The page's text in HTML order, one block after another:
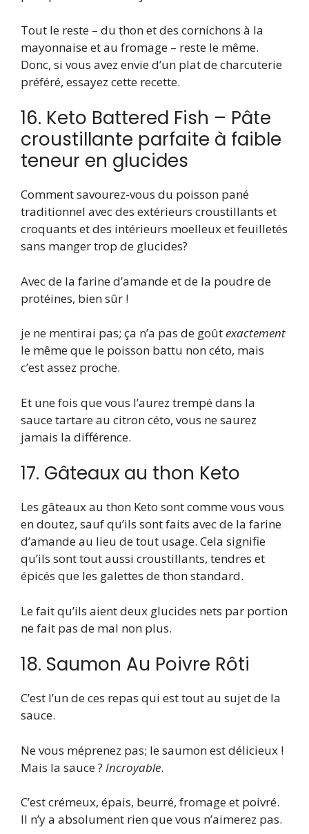
Tout le reste – du thon et des cornichons à la
mayonnaise et au fromage – reste le même.
Donc, si vous avez envie d’un plat de charcuterie
préféré, essayez cette recette.
16. Keto Battered Fish – Pâte
croustillante parfaite à faible
teneur en glucides
Comment savourez-vous du poisson pané
traditionnel avec des extérieurs croustillants et
croquants et des intérieurs moelleux et feuilletés
sans manger trop de glucides?
Avec de la farine d’amande et de la poudre de
protéines, bien sûr !
je ne mentirai pas; ça n’a pas de goûtexactement
le même que le poisson battu non céto, mais
c’est assez proche.
Et une fois que vous l’aurez trempé dans la
sauce tartare au citron céto, vous ne saurez
jamais la différence.
17. Gâteaux au thon Keto
Les gâteaux au thon Keto sont comme vous vous
en doutez, sauf qu’ils sont faits avec de la farine
d’amande au lieu de tout usage. Cela signifie
qu’ils sont tout aussi croustillants, tendres et
épicés que les galettes de thon standard.
Le fait qu’ils aient deux glucides nets par portion
ne fait pas de mal non plus.
18. Saumon Au Poivre Rôti
C’est l’un de ces repas qui est tout au sujet de la
sauce.
Ne vous méprenez pas; le saumon est délicieux !
Mais la sauce ? Incroyable.
C’est crémeux, épais, beurré, fromage et poivré.
Il n’y a absolument rien que vous n’aimerez pas.